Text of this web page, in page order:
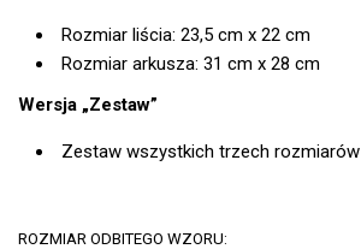
Rozmiar liścia: 23,5 cm x 22 cm
Rozmiar arkusza: 31 cm x 28 cm
Wersja „Zestaw”
Zestaw wszystkich trzech rozmiarów
ROZMIAR ODBITEGO WZORU: